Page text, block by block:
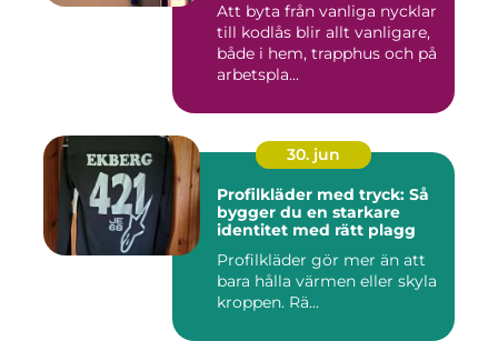
Att byta från vanliga nycklar
till kodlås blir allt vanligare,
både i hem, trapphus och på
arbetspla...
30. jun
Profilkläder med tryck: Så
bygger du en starkare
identitet med rätt plagg
Profilkläder gör mer än att
bara hålla värmen eller skyla
kroppen. Rä...